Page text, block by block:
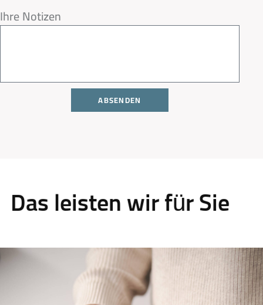
Ihre Notizen
ABSENDEN
Das leisten wir für Sie